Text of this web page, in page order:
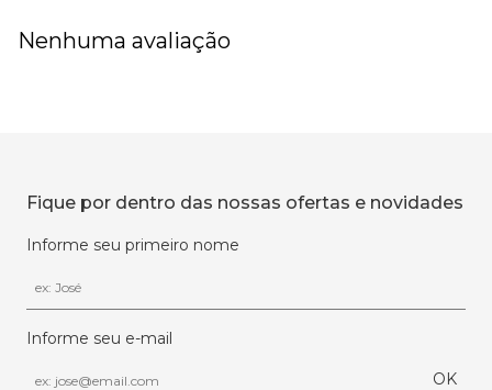
Nenhuma avaliação
Fique por dentro das nossas ofertas e novidades
Informe seu primeiro nome
Informe seu e-mail
OK